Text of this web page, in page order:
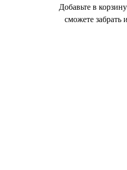
Добавьте в
сможете забрать